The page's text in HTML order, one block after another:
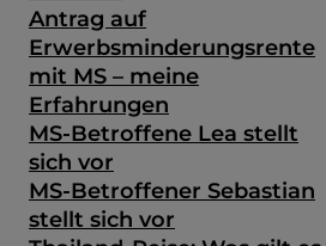
Antrag auf
Erwerbsminderungsrente
mit MS – meine
Erfahrungen
MS-Betroffene Lea stellt
sich vor
MS-Betroffener Sebastian
stellt sich vor